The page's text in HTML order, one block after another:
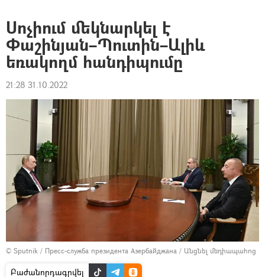
Սոչիում մեկնարկել է
Փաշինյան–Պուտին–Ալիև
եռակողմ հանդիպումը
21:28 31.10.2022
© Sputnik / Пресс-служба президента Азербайджана / Անցնել մեդիապահոց
Բաժանորդագրվել